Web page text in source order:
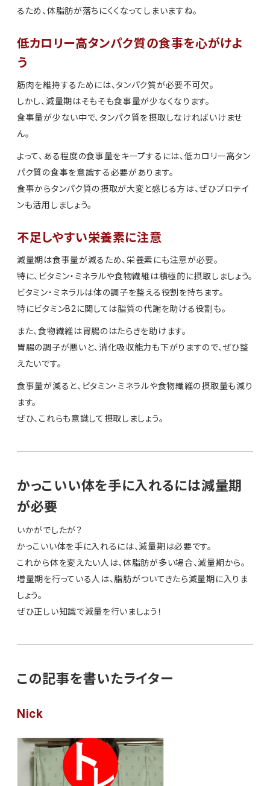
るため、体脂肪が落ちにくくなってしまいますね。
低カロリー高タンパク質の食事を心がけよ
う
筋肉を維持するためには、タンパク質が必要不可欠。
しかし、減量期はそもそも食事量が少なくなります。
食事量が少ない中で、タンパク質を摂取しなければいけませ
ん。
よって、ある程度の食事量をキープするには、低カロリー高タン
パク質の食事を意識する必要があります。
食事からタンパク質の摂取が大変と感じる方は、ぜひプロテイ
ンも活用しましょう。
不足しやすい栄養素に注意
減量期は食事量が減るため、栄養素にも注意が必要。
特に、ビタミン・ミネラルや食物繊維は積極的に摂取しましょう。
ビタミン・ミネラルは体の調子を整える役割を持ちます。
特にビタミンB2に関しては脂質の代謝を助ける役割も。
また、食物繊維は胃腸のはたらきを助けます。
胃腸の調子が悪いと、消化吸収能力も下がりますので、ぜひ整
えたいです。
食事量が減ると、ビタミン・ミネラルや食物繊維の摂取量も減り
ます。
ぜひ、これらも意識して摂取しましょう。
かっこいい体を手に入れるには減量期
が必要
いかがでしたが？
かっこいい体を手に入れるには、減量期は必要です。
これから体を変えたい人は、体脂肪が多い場合、減量期から。
増量期を行っている人は、脂肪がついてきたら減量期に入りま
しょう。
ぜひ正しい知識で減量を行いましょう！
この記事を書いたライター
Nick